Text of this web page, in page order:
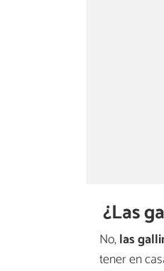
¿Las
No,las
tener en